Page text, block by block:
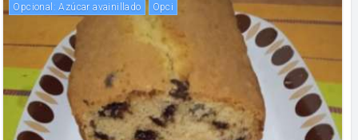
Opcional: Azúcar avainillado Opci